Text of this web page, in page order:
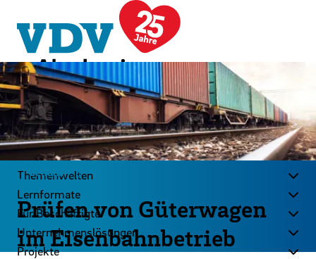
Zum Hauptinhalt der Seite springen
Zur Startseite navigieren
Themenwelten
Lernformate
Für Beschäftigte
Unternehmenslösungen
Projekte
Seminar
Prüfen von Güterwagen
im Eisenbahnbetrieb